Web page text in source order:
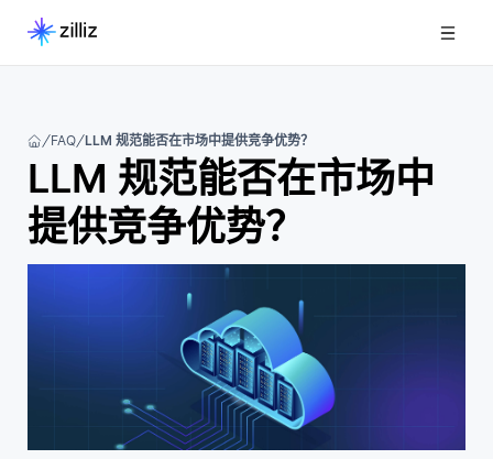
FAQ LLM 规范能否在市场中提供竞争优势？
LLM 规范能否在市场中
提供竞争优势？